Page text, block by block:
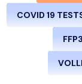
COVID 19